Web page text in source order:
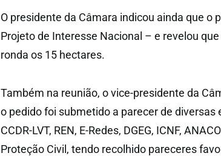
O presidente da Câmara indicou ainda que o
Projeto de Interesse Nacional – e revelou
ronda os 15 hectares.
Também na reunião, o vice-presidente da
o pedido foi submetido a parecer de diversas
CCDR-LVT, REN, E-Redes, DGEG, ICNF,
Proteção Civil, tendo recolhido pareceres